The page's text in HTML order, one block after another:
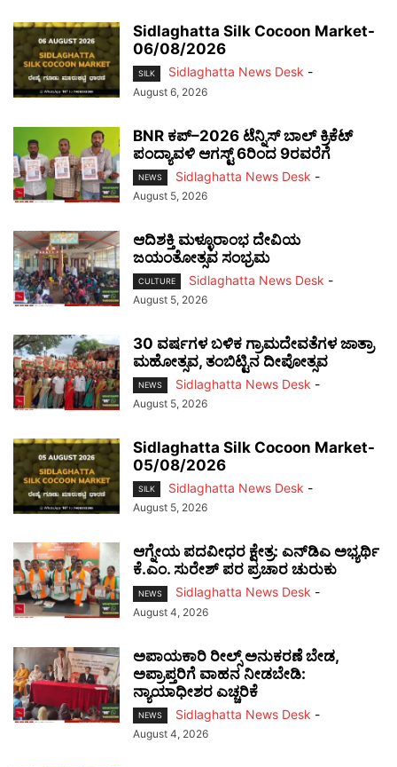
Sidlaghatta Silk Cocoon Market-
06/08/2026
SILK Sidlaghatta News Desk -
August 6, 2026
BNR ಕಪ್–2026 ಟೆನ್ನಿಸ್ ಬಾಲ್ ಕ್ರಿಕೆಟ್
ಪಂದ್ಯಾವಳಿ ಆಗಸ್ಟ್ 6ರಿಂದ 9ರವರೆಗೆ
NEWS Sidlaghatta News Desk -
August 5, 2026
ಆದಿಶಕ್ತಿ ಮಳ್ಳೂರಾಂಭ ದೇವಿಯ
ಜಯಂತೋತ್ಸವ ಸಂಭ್ರಮ
CULTURE Sidlaghatta News Desk -
August 5, 2026
30 ವರ್ಷಗಳ ಬಳಿಕ ಗ್ರಾಮದೇವತೆಗಳ ಜಾತ್ರಾ
ಮಹೋತ್ಸವ, ತಂಬಿಟ್ಟಿನ ದೀಪೋತ್ಸವ
NEWS Sidlaghatta News Desk -
August 5, 2026
Sidlaghatta Silk Cocoon Market-
05/08/2026
SILK Sidlaghatta News Desk -
August 5, 2026
ಆಗ್ನೇಯ ಪದವೀಧರ ಕ್ಷೇತ್ರ: ಎನ್‌ಡಿಎ ಅಭ್ಯರ್ಥಿ
ಕೆ.ಎಂ. ಸುರೇಶ್ ಪರ ಪ್ರಚಾರ ಚುರುಕು
NEWS Sidlaghatta News Desk -
August 4, 2026
ಅಪಾಯಕಾರಿ ರೀಲ್ಸ್ ಅನುಕರಣೆ ಬೇಡ,
ಅಪ್ರಾಪ್ತರಿಗೆ ವಾಹನ ನೀಡಬೇಡಿ:
ನ್ಯಾಯಾಧೀಶರ ಎಚ್ಚರಿಕೆ
NEWS Sidlaghatta News Desk -
August 4, 2026